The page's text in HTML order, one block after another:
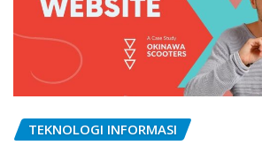
TEKNOLOGI INFORMASI